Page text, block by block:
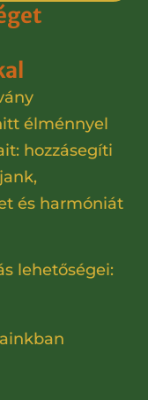
élménnyel
hozzásegíti
és harmóniát
lehetőségei: